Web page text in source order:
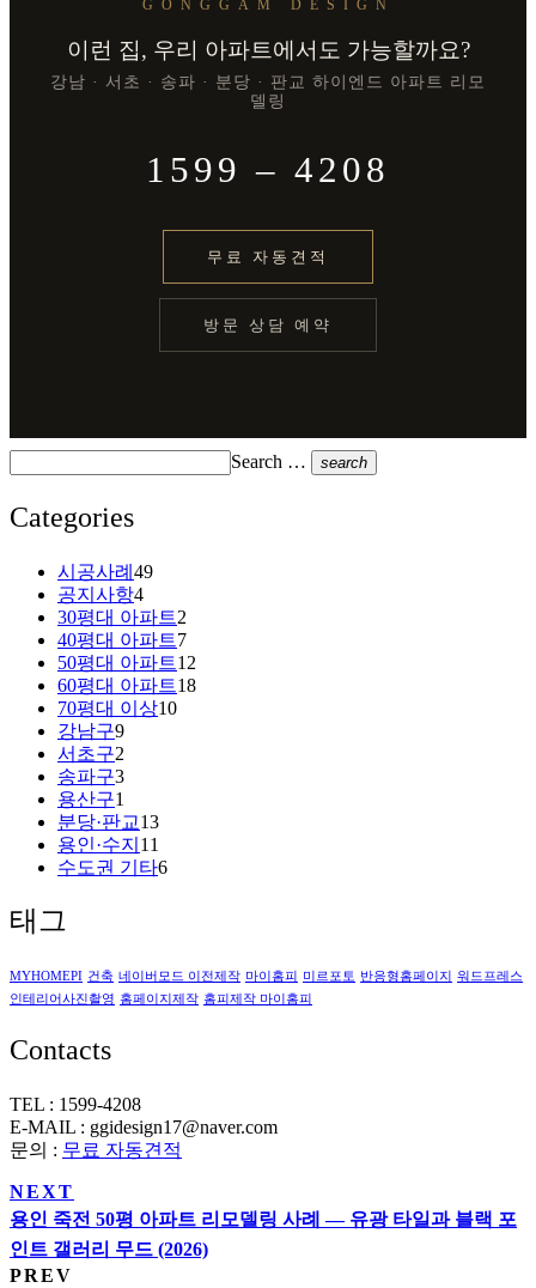
GONGGAM DESIGN
이런 집, 우리 아파트에서도 가능할까요?
강남 · 서초 · 송파 · 분당 · 판교 하이엔드 아파트 리모
델링
1599 – 4208
무료 자동견적
방문 상담 예약
Search … search
Categories
시공사례 49
공지사항4
30평대 아파트2
40평대 아파트7
50평대 아파트12
60평대 아파트18
70평대 이상10
강남구9
서초구2
송파구3
용산구1
분당·판교13
용인·수지 11
수도권 기타6
태그
MYHOMEPI 건축 네이버모드 이전제작 마이홈피 미르포토 반응형홈페이지
워드프레스
인테리어사진촬영 홈페이지제작 홈피제작 마이홈피
Contacts
TEL : 1599-4208
E-MAIL : ggidesign17@naver.com
문의 : 무료 자동견적
NEXT
용인 죽전 50평 아파트 리모델링 사례 — 유광 타일과 블랙 포
인트 갤러리 무드 (2026)
PREV